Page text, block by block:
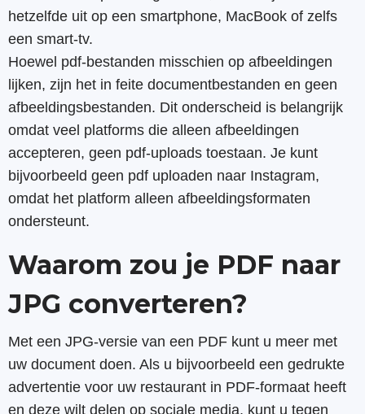
hetzelfde uit op een smartphone, MacBook of zelfs
een smart-tv.
Hoewel pdf-bestanden misschien op afbeeldingen
lijken, zijn het in feite documentbestanden en geen
afbeeldingsbestanden. Dit onderscheid is belangrijk
omdat veel platforms die alleen afbeeldingen
accepteren, geen pdf-uploads toestaan. Je kunt
bijvoorbeeld geen pdf uploaden naar Instagram,
omdat het platform alleen afbeeldingsformaten
ondersteunt.
Waarom zou je PDF naar
JPG converteren?
Met een JPG-versie van een PDF kunt u meer met
uw document doen. Als u bijvoorbeeld een gedrukte
advertentie voor uw restaurant in PDF-formaat heeft
en deze wilt delen op sociale media, kunt u tegen